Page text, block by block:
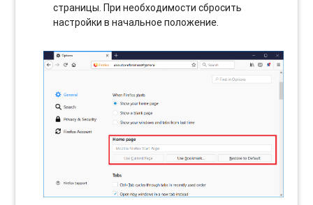
страницы. При необходимости сбросить
настройки в начальное положение.